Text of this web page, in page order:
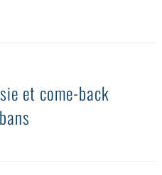
et come-back